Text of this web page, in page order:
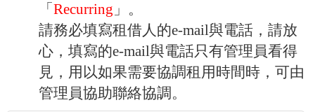
「 Recurring 」。
請務必填寫租借人的e-mail與電話，請放
心，填寫的e-mail與電話只有管理員看得
見，用以如果需要協調租用時間時，可由
管理員協助聯絡協調。